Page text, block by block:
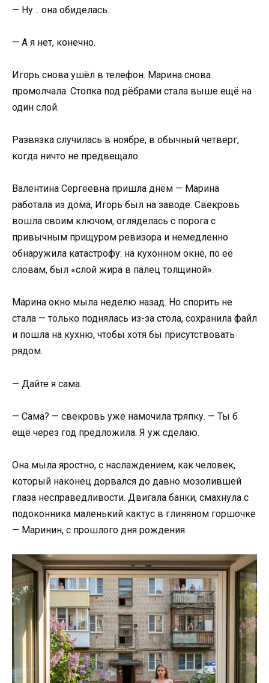
— Ну… она обиделась.
— А я нет, конечно.
Игорь снова ушёл в телефон. Марина снова
промолчала. Стопка под рёбрами стала выше ещё на
один слой.
Развязка случилась в ноябре, в обычный четверг,
когда ничто не предвещало.
Валентина Сергеевна пришла днём — Марина
работала из дома, Игорь был на заводе. Свекровь
вошла своим ключом, огляделась с порога с
привычным прищуром ревизора и немедленно
обнаружила катастрофу: на кухонном окне, по её
словам, был «слой жира в палец толщиной».
Марина окно мыла неделю назад. Но спорить не
стала — только поднялась из-за стола, сохранила файл
и пошла на кухню, чтобы хотя бы присутствовать
рядом.
— Дайте я сама.
— Сама? — свекровь уже намочила тряпку. — Ты б
ещё через год предложила. Я уж сделаю.
Она мыла яростно, с наслаждением, как человек,
который наконец дорвался до давно мозолившей
глаза несправедливости. Двигала банки, смахнула с
подоконника маленький кактус в глиняном горшочке
— Маринин, с прошлого дня рождения.